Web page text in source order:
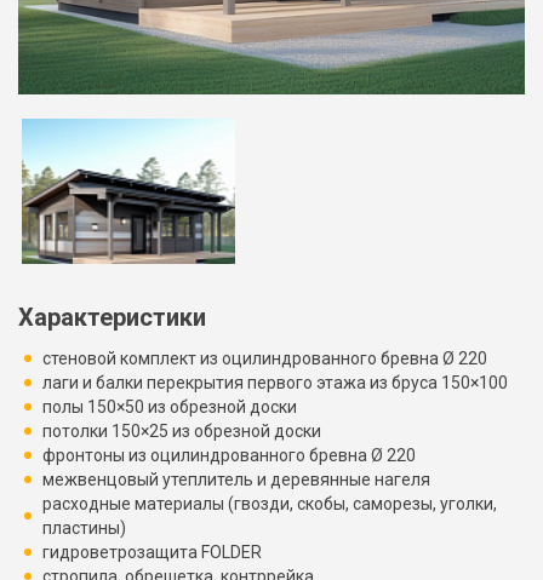
Характеристики
стеновой комплект из оцилиндрованного бревна Ø 220
лаги и балки перекрытия первого этажа из бруса 150×100
полы 150×50 из обрезной доски
потолки 150×25 из обрезной доски
фронтоны из оцилиндрованного бревна Ø 220
межвенцовый утеплитель и деревянные нагеля
расходные материалы (гвозди, скобы, саморезы, уголки,
пластины)
гидроветрозащита FOLDER